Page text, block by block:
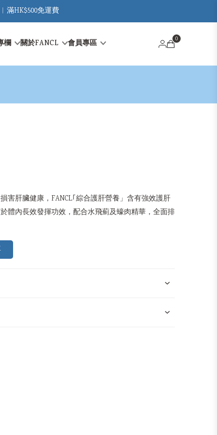
滿HK$500免運費
欄 關於FANCL 會員專區 0
害肝臟健康，FANCL｢綜合護肝營養」含有強效護肝
體內長效發揮功效，配合水飛薊及蠔肉精華，全面排